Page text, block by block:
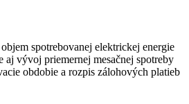
spotrebovanej elektrickej energie
aj vývoj priemernej mesačnej spotreby
obdobie a rozpis zálohových platieb